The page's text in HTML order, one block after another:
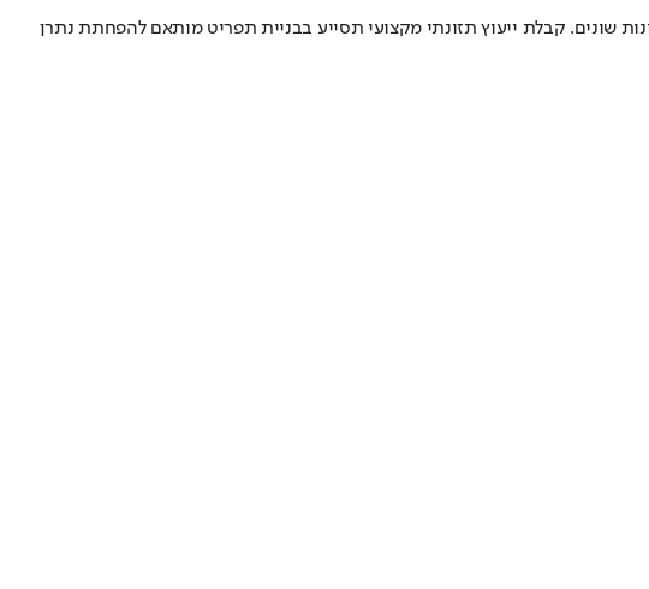
שונים. קבלת ייעוץ תזונתי מקצועי תסייע בבניית תפריט מותאם להפחתת נתרן